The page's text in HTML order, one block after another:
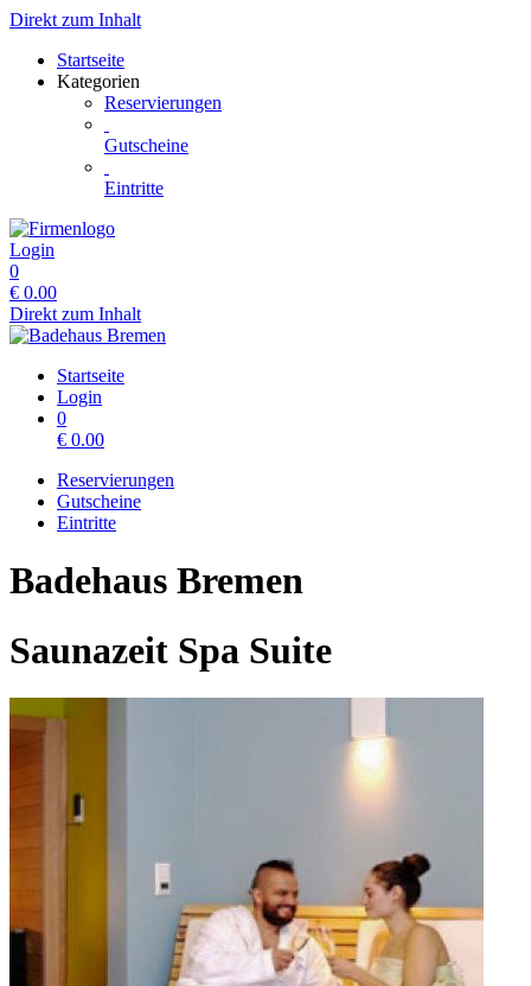
Direkt zum Inhalt
Startseite
Kategorien
Reservierungen
Gutscheine
Eintritte
Login
0
€ 0.00
Direkt zum Inhalt
Startseite
Login
0
€ 0.00
Reservierungen
Gutscheine
Eintritte
Badehaus Bremen
Saunazeit Spa Suite